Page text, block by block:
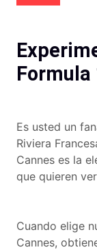
Formula
Es usted un
Riviera
Cannes es la
que quieren
Cuando elige
Cannes,